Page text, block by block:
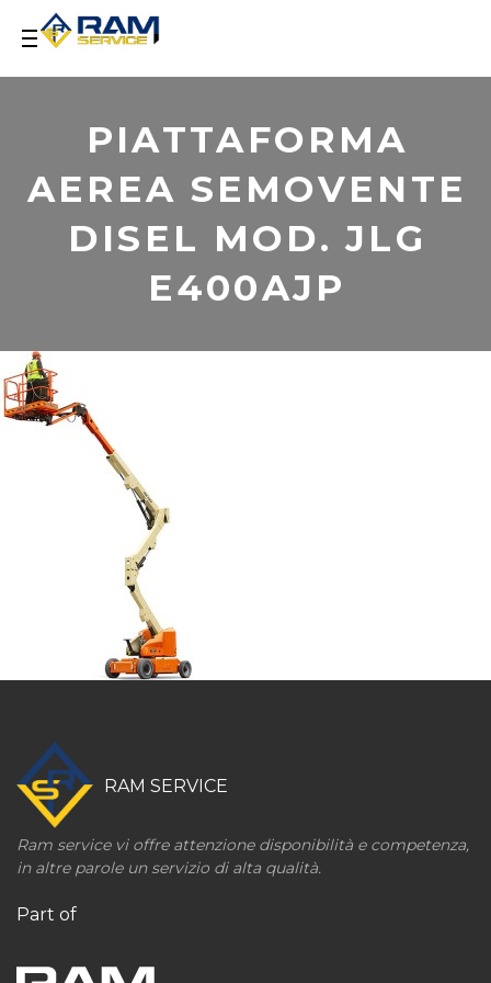
PIATTAFORMA
AEREA SEMOVENTE
DISEL MOD. JLG
E400AJP
RAM SERVICE
Ram service vi offre attenzione disponibilità e competenza,
in altre parole un servizio di alta qualità.
Part of